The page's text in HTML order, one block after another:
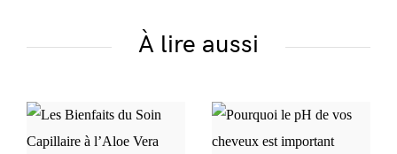
À lire aussi